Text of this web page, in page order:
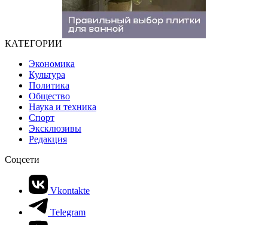
КАТЕГОРИИ
Экономика
Культура
Политика
Общество
Наука и техника
Спорт
Эксклюзивы
Редакция
Соцсети
Vkontakte
Telegram